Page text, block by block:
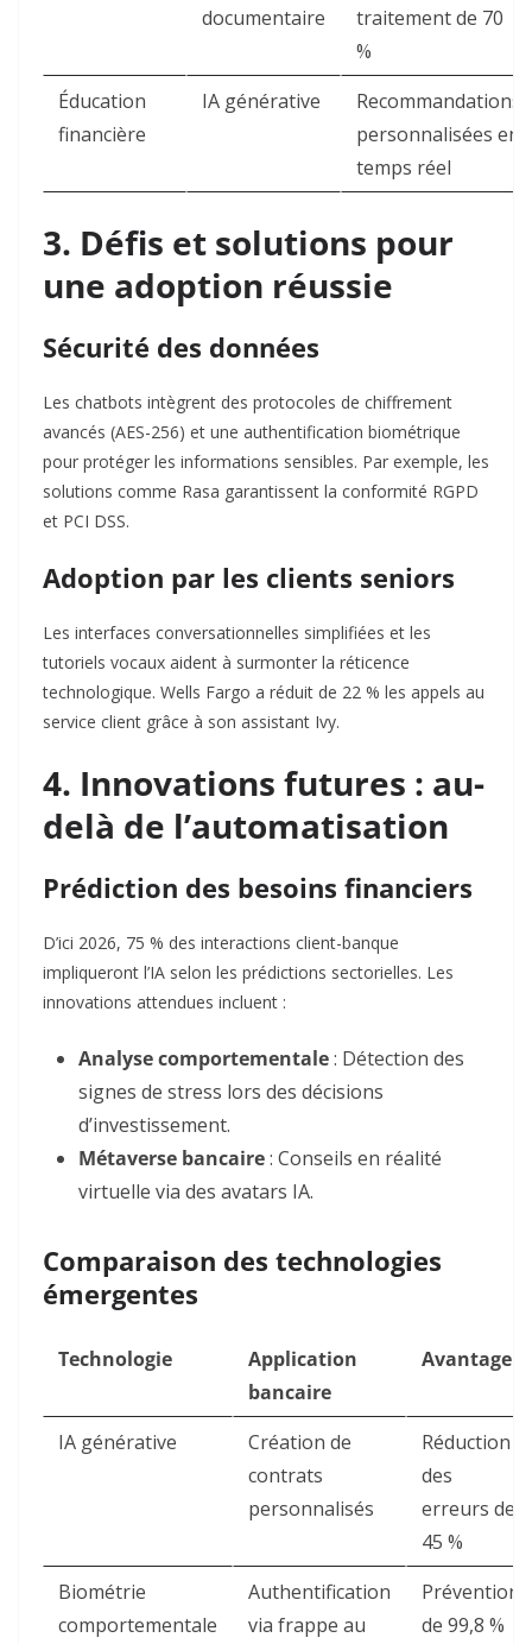
documentaire
traitement de 70
%
Éducation
financière
IA générative
Recommandations
personnalisées en
temps réel
3. Défis et solutions pour
une adoption réussie
Sécurité des données
Les chatbots intègrent des protocoles de chiffrement
avancés (AES-256) et une authentification biométrique
pour protéger les informations sensibles. Par exemple, les
solutions comme Rasa garantissent la conformité RGPD
et PCI DSS.
Adoption par les clients seniors
Les interfaces conversationnelles simplifiées et les
tutoriels vocaux aident à surmonter la réticence
technologique. Wells Fargo a réduit de 22 % les appels au
service client grâce à son assistant Ivy.
4. Innovations futures : au-
delà de l’automatisation
Prédiction des besoins financiers
D’ici 2026, 75 % des interactions client-banque
impliqueront l’IA selon les prédictions sectorielles. Les
innovations attendues incluent :
Analyse comportementale: Détection des
signes de stress lors des décisions
d’investissement.
Métaverse bancaire: Conseils en réalité
virtuelle via des avatars IA.
Comparaison des technologies
émergentes
Technologie
Application
bancaire
Avantage
IA générative
Création de
contrats
personnalisés
Réduction
des
erreurs de
45 %
Biométrie
comportementale
Authentification
via frappe au
Prévention
de 99,8 %